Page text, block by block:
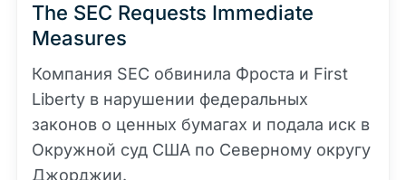
The SEC Requests Immediate
Measures
Компания SEC обвинила Фроста и First
Liberty в нарушении федеральных
законов о ценных бумагах и подала иск в
Окружной суд США по Северному округу
Джорджии.